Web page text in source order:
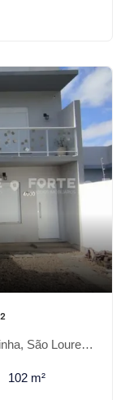
do Sul-RS
102 m²